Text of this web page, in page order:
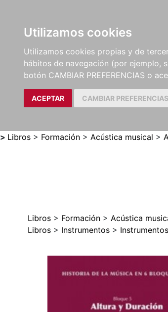
Utilizamos cookies
Utilizamos cookies propias y de
hábitos de navegación (por ejemplo,
botón CAMBIAR PREFERENCIAS o
ACEPTAR CAMBIAR PREFERENCIAS
LIBROS
MÉTODOS Y
EJERCICIOS
> Libros > Formación > Acústica musical >
Libros > Formación > Acústica
Libros > Instrumentos >